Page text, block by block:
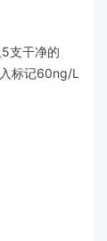
支干净的
标记60ng/L